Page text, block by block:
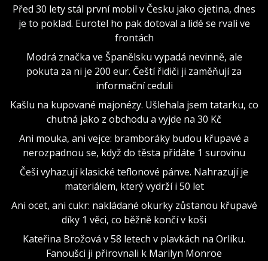
Před 30 lety stál první mobil v Česku jako ojetina, dnes
je to poklad. Eurotel ho pak dotoval a lidé se rvali ve
frontách
Modrá značka ve Španělsku vypadá nevinně, ale
pokuta za ni je 200 eur. Čeští řidiči ji zaměňují za
informační ceduli
Kašlu na kupované majonézy. Ušlehala jsem tatarku, co
chutná jako z obchodu a vyjde na 30 Kč
Ani mouka, ani vejce: bramboráky budou křupavé a
nerozpadnou se, když do těsta přidáte 1 surovinu
Češi vyhazují klasické teflonové pánve. Nahrazují je
materiálem, který vydrží i 50 let
Ani ocet, ani cukr: nakládané okurky zůstanou křupavé
díky 1 věci, co běžně končí v koši
Kateřina Brožová v 58 letech v plavkách na Orlíku.
Fanoušci ji přirovnali k Marilyn Monroe